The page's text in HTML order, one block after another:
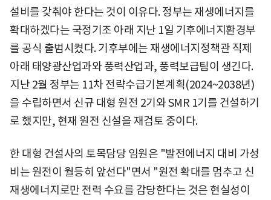
설비를 갖춰야 한다는 것이 이유다. 정부는 재생에너지를
확대하겠다는 국정기조 아래 지난 1일 기후에너지환경부
를 공식 출범시켰다. 기후부에는 재생에너지정책관 직제
아래 태양광산업과와 풍력산업과, 풍력보급팀이 생긴다.
지난 2월 정부는 11차 전략수급기본계획(2024~2038년)
을 수립하면서 신규 대형 원전 2기와 SMR 1기를 건설하기
로 했지만, 현재 원전 신설을 재검토 중이다.
한 대형 건설사의 토목담당 임원은 "발전에너지 대비 가성
비는 원전이 월등히 앞선다"면서 "원전 확대를 멈추고 신
재생에너지로만 전력 수요를 감당한다는 것은 현실성이